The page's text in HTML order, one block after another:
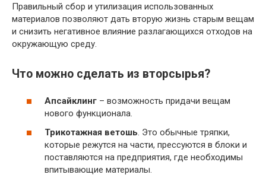
Правильный сбор и утилизация использованных
материалов позволяют дать вторую жизнь старым вещам
и снизить негативное влияние разлагающихся отходов на
окружающую среду.
Что можно сделать из вторсырья?
Апсайклинг – возможность придачи вещам
нового функционала.
Трикотажная ветошь. Это обычные тряпки,
которые режутся на части, прессуются в блоки и
поставляются на предприятия, где необходимы
впитывающие материалы.